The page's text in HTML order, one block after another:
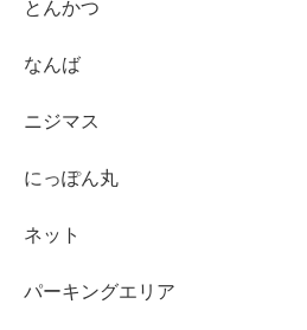
とんかつ
なんば
ニジマス
にっぽん丸
ネット
パーキングエリア